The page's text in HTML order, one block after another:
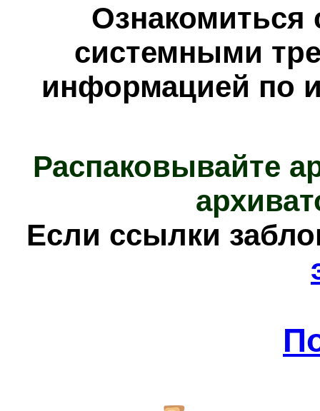
Ознакомиться
системными
информацией по
Распаковывайте
Если ссылки